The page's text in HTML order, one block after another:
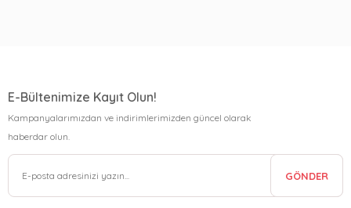
E-Bültenimize Kayıt Olun!
Kampanyalarımızdan ve indirimlerimizden güncel olarak
haberdar olun.
GÖNDER